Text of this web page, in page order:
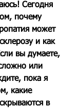
Сегодня
почему
может
и как
вы думаете,
или
пока я
какие
в